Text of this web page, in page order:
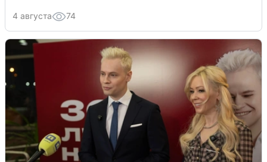
4 августа 74